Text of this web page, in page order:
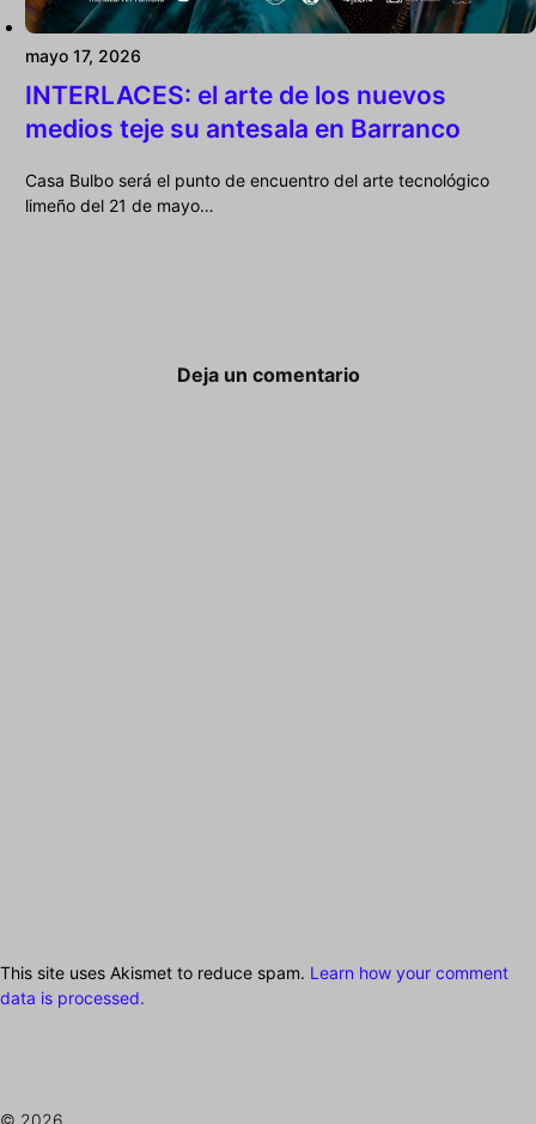
mayo 17, 2026
INTERLACES: el arte de los nuevos
medios teje su antesala en Barranco
Casa Bulbo será el punto de encuentro del arte tecnológico
limeño del 21 de mayo…
Deja un comentario
This site uses Akismet to reduce spam. Learn how your comment
data is processed.
© 2026